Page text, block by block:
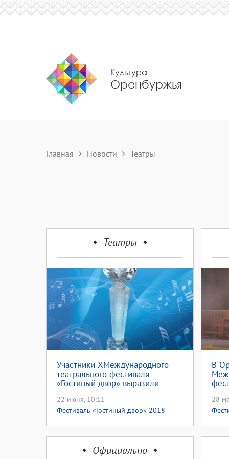
Культура
Оренбуржья
Главная Новости Театры
Театры
Участники XМеждународного
театрального фестиваля
«Гостиный двор» выразили
22 июня, 10:11
Фестиваль «Гостиный двор» 2018
В
28
Официально